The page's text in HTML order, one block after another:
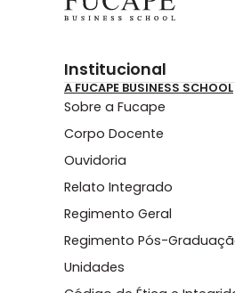
Institucional
A FUCAPE BUSINESS SCHOOL
Sobre a Fucape
Corpo Docente
Ouvidoria
Relato Integrado
Regimento Geral
Regimento Pós-
Unidades